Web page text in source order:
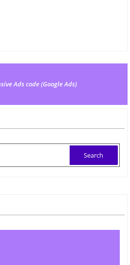
Ads code (Google Ads)